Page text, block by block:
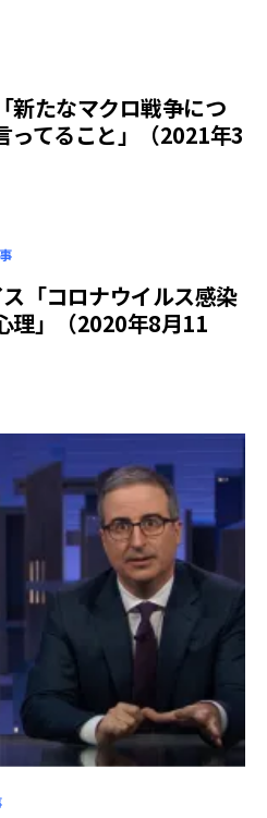
新たなマクロ戦争につ
ってること」（2021年3
「コロナウイルス感染
理」（2020年8月11